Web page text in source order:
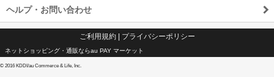
ヘルプ・お問い合わせ
ご利用規約| プライバシーポリシー
ネットショッピング・通販ならau PAY マーケット
© 2016 KDDI/au Commerce & Life, Inc.